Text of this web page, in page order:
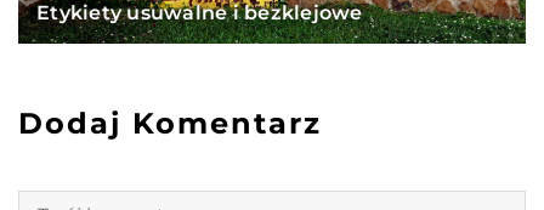
Etykiety usuwalne i bezklejowe
Dodaj Komentarz